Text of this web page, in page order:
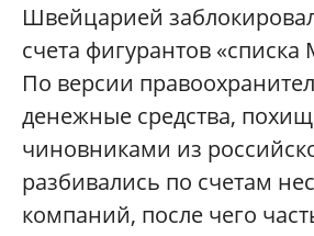
Швейцарией
счета фигурантов «списка
По версии
денежные средства,
чиновниками из
разбивались по счетам
компаний, после чего